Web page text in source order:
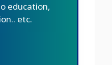
education,
etc.